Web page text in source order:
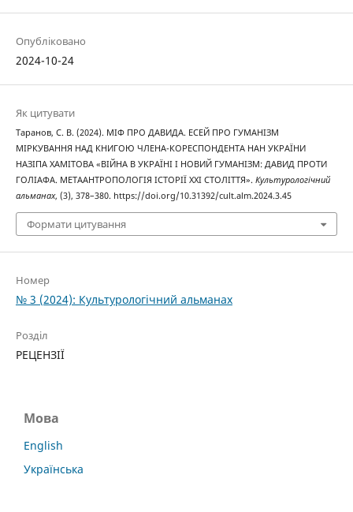
Опубліковано
2024-10-24
Як цитувати
Таранов, С. В. (2024). МІФ ПРО ДАВИДА. ЕСЕЙ ПРО ГУМАНІЗМ
МІРКУВАННЯ НАД КНИГОЮ ЧЛЕНА-КОРЕСПОНДЕНТА НАН УКРАЇНИ
НАЗІПА ХАМІТОВА «ВІЙНА В УКРАЇНІ І НОВИЙ ГУМАНІЗМ: ДАВИД ПРОТИ
ГОЛІАФА. МЕТААНТРОПОЛОГІЯ ІСТОРІЇ ХХІ СТОЛІТТЯ». Культурологічний
альманах, (3), 378–380. https://doi.org/10.31392/cult.alm.2024.3.45
Формати цитування
Номер
№ 3 (2024): Культурологічний альманах
Розділ
РЕЦЕНЗІЇ
Мова
English
Українська